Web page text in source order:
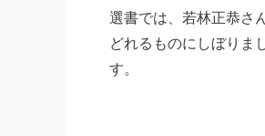
選書では、若林正恭さ
どれるものにしぼりま
す。